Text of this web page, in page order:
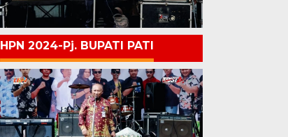
HPN 2024-Pj. BUPATI PATI